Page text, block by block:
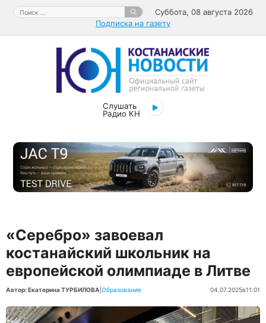
Перейти
содержимому
Поиск:
Суббота, 08 августа 2026
Подписка на газету
Слушать
Радио КН
«Серебро» завоевал
костанайский школьник на
европейской олимпиаде в Литве
Автор: Екатерина ТУРБИЛОВА Образование 04.07.2025в11:01